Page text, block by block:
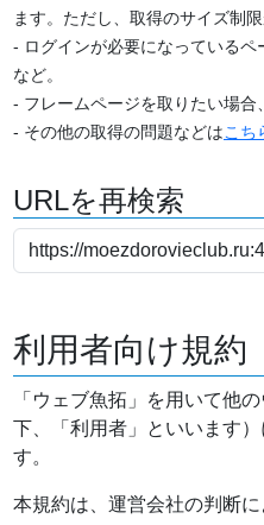
ます。ただし、取得のサイズ制
- ログインが必要になっている
など。
- フレームページを取りたい場
- その他の取得の問題などはこち
URLを再検索
利用者向け規約
「ウェブ魚拓」を用いて他
下、「利用者」といいます
す。
本規約は、運営会社の判断